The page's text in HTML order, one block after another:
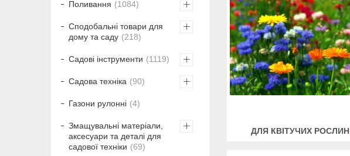
ДЛЯ КВІТУЧИХ РОСЛИН
Поливання 1084
Сподобальні товари для
дому та саду
218
Садові інструменти 1119
Садова техніка 90
Газони рулонні 4
Змащувальні матеріали,
аксесуари та деталі для
садової техніки
69